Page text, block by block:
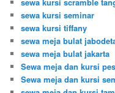
sewa kursi scramble
sewa kursi seminar
sewa kursi tiffany
sewa meja bulat
sewa meja bulat jakarta
Sewa meja dan kursi
Sewa meja dan kursi